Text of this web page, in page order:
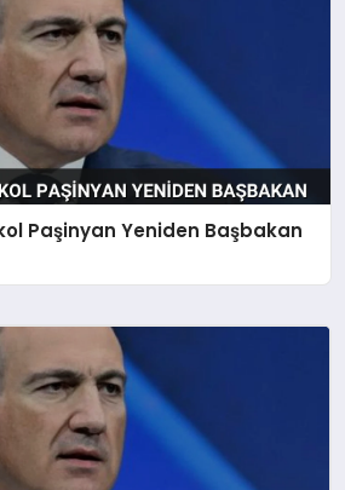
Paşinyan Yeniden Başbakan